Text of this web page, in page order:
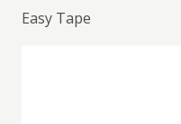
Easy Tape